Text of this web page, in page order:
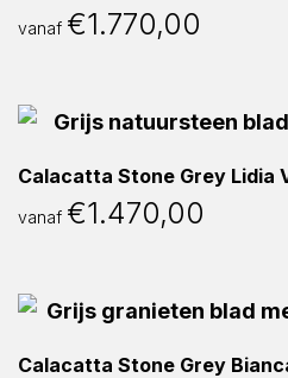
vanaf €1.770,00
Calacatta Stone Grey Lidia
vanaf €1.470,00
Calacatta Stone Grey